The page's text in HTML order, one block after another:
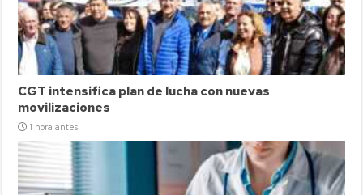
CGT intensifica plan de lucha con nuevas
movilizaciones
1 hora antes